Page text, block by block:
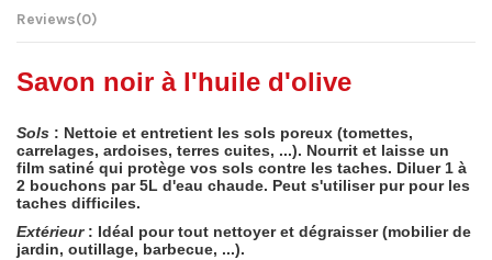
Reviews(0)
Savon noir à l'huile d'olive
Sols : Nettoie et entretient les sols poreux (tomettes,
carrelages, ardoises, terres cuites, ...). Nourrit et laisse un
film satiné qui protège vos sols contre les taches. Diluer 1 à
2 bouchons par 5L d'eau chaude. Peut s'utiliser pur pour les
taches difficiles.
Extérieur : Idéal pour tout nettoyer et dégraisser (mobilier de
jardin, outillage, barbecue, ...).